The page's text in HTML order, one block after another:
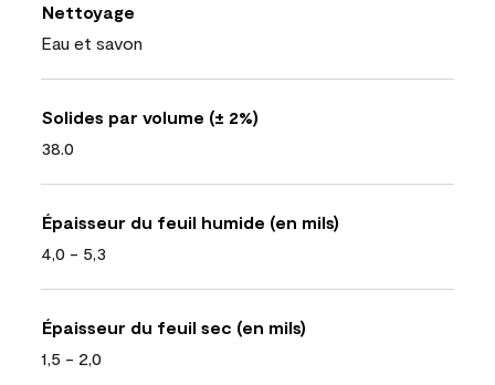
Nettoyage
Eau et savon
Solides par volume (± 2%)
38.0
Épaisseur du feuil humide (en mils)
4,0 - 5,3
Épaisseur du feuil sec (en mils)
1,5 - 2,0